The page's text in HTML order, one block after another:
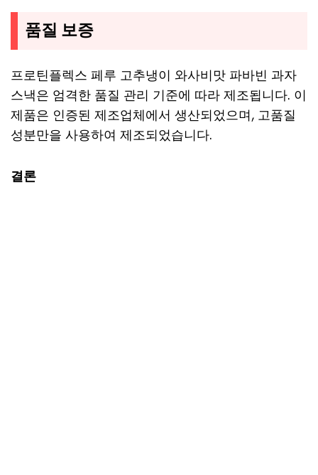
품질 보증
프로틴플렉스 페루 고추냉이 와사비맛 파바빈 과자
스낵은 엄격한 품질 관리 기준에 따라 제조됩니다. 이
제품은 인증된 제조업체에서 생산되었으며, 고품질
성분만을 사용하여 제조되었습니다.
결론